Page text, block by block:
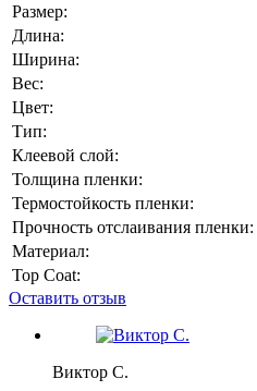
Размер:
Длина:
Ширина:
Вес:
Цвет:
Тип:
Клеевой слой:
Толщина пленки:
Термостойкость пленки:
Прочность отслаивания пленки:
Материал:
Top Coat:
Оставить отзыв
Виктор С.